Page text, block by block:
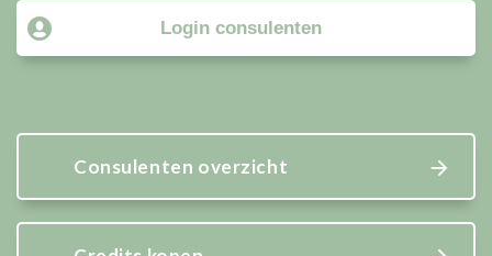
Login consulenten
Consulenten overzicht